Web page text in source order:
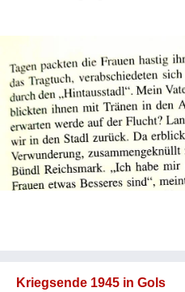
Kriegsende 1945 in Gols